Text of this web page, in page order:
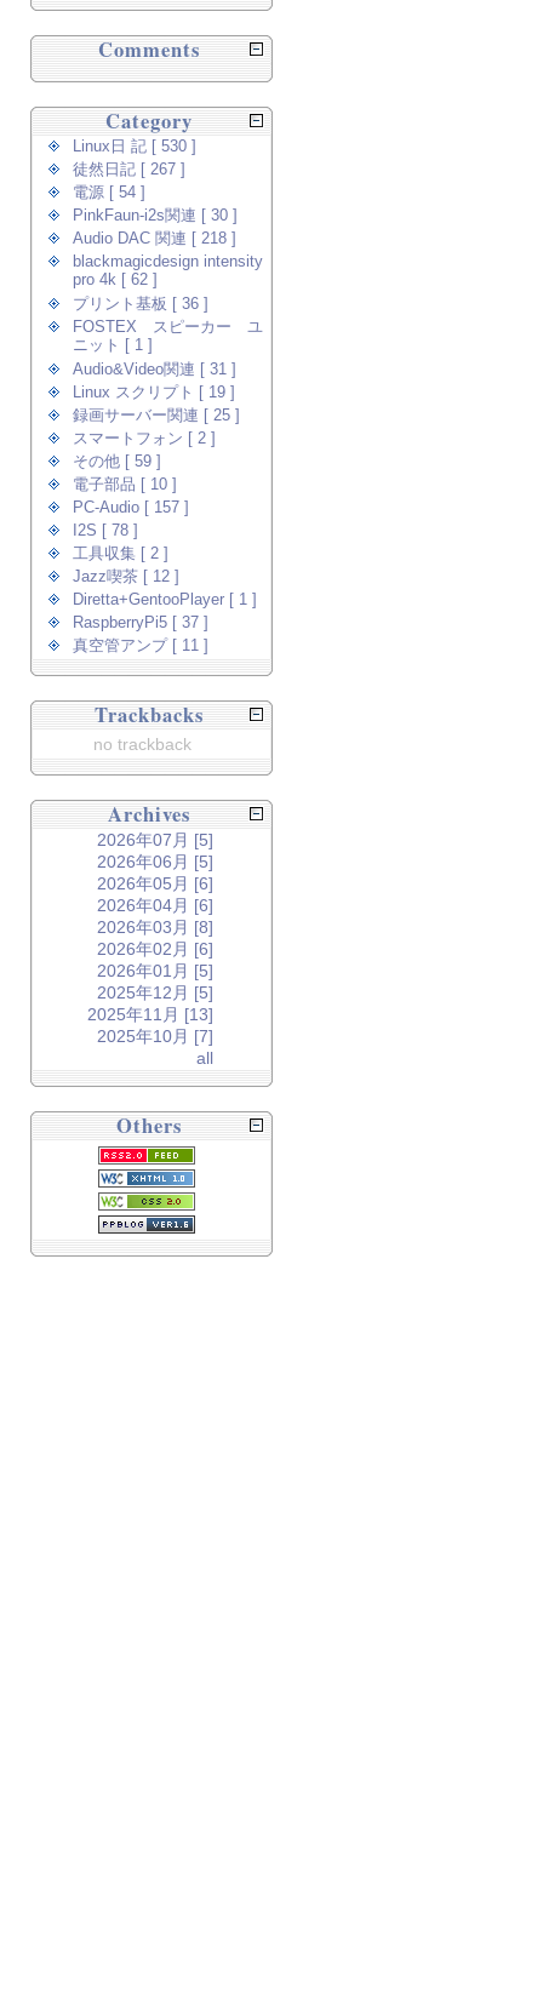
Comments
Category
Linux日 記 [ 530 ]
徒然日記 [ 267 ]
電源 [ 54 ]
PinkFaun-i2s関連 [ 30 ]
Audio DAC 関連 [ 218 ]
blackmagicdesign intensity
pro 4k [ 62 ]
プリント基板 [ 36 ]
FOSTEX スピーカー ユ
ニット [ 1 ]
Audio&Video関連 [ 31 ]
Linux スクリプト [ 19 ]
録画サーバー関連 [ 25 ]
スマートフォン [ 2 ]
その他 [ 59 ]
電子部品 [ 10 ]
PC-Audio [ 157 ]
I2S [ 78 ]
工具収集 [ 2 ]
Jazz喫茶 [ 12 ]
Diretta+GentooPlayer [ 1 ]
RaspberryPi5 [ 37 ]
真空管アンプ [ 11 ]
Trackbacks
no trackback
Archives
2026年07月 [5]
2026年06月 [5]
2026年05月 [6]
2026年04月 [6]
2026年03月 [8]
2026年02月 [6]
2026年01月 [5]
2025年12月 [5]
2025年11月 [13]
2025年10月 [7]
all
Others